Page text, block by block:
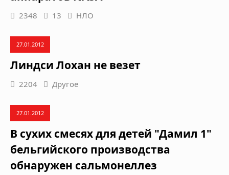
2348 13 НЛО
27.01.2012
Линдси Лохан не везет
2204 Другое
27.01.2012
В сухих смесях для детей "Дамил 1"
бельгийского производства
обнаружен сальмонеллез